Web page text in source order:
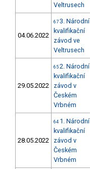
Veltrusech
04.06.2022
67 3. Národní
kvalifikační
závod ve
Veltrusech
29.05.2022
65 2. Národní
kvalifikační
závod v
Českém
Vrbném
28.05.2022
64 1. Národní
kvalifikační
závod v
Českém
Vrbném